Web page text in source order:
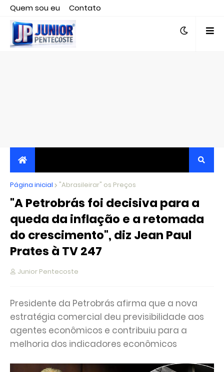
Quem sou eu
Contato
Editor responsável, jornalista Clovis Almeida.
JORNALISMO INDEPENDENTE, TRANSPARENTE E
CRÍTICO
Página inicial "Abrasileirar" os Preços
"A Petrobrás foi decisiva para a
queda da inflação e a retomada
do crescimento", diz Jean Paul
Prates à TV 247
Junior Pentecoste
Presidente da Petrobrás afirma que a nova
estratégia comercial deu previsibilidade aos
agentes econômicos e contribuiu para a
melhoria dos indicadores econômicos